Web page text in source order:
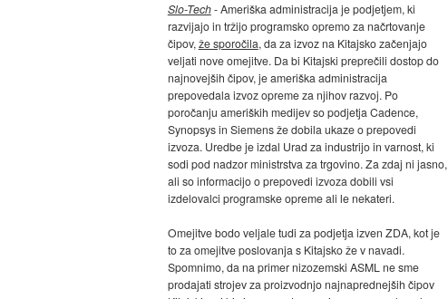
Slo-Tech- Ameriška administracija je podjetjem, ki
razvijajo in tržijo programsko opremo za načrtovanje
čipov,že sporočila, da za izvoz na Kitajsko začenjajo
veljati nove omejitve. Da bi Kitajski preprečili dostop do
najnovejših čipov, je ameriška administracija
prepovedala izvoz opreme za njihov razvoj. Po
poročanju ameriških medijev so podjetja Cadence,
Synopsys in Siemens že dobila ukaze o prepovedi
izvoza. Uredbe je izdal Urad za industrijo in varnost, ki
sodi pod nadzor ministrstva za trgovino. Za zdaj ni jasno,
ali so informacijo o prepovedi izvoza dobili vsi
izdelovalci programske opreme ali le nekateri.
Omejitve bodo veljale tudi za podjetja izven ZDA, kot je
to za omejitve poslovanja s Kitajsko že v navadi.
Spomnimo, da na primer nizozemski ASML ne sme
prodajati strojev za proizvodnjo najnaprednejših čipov